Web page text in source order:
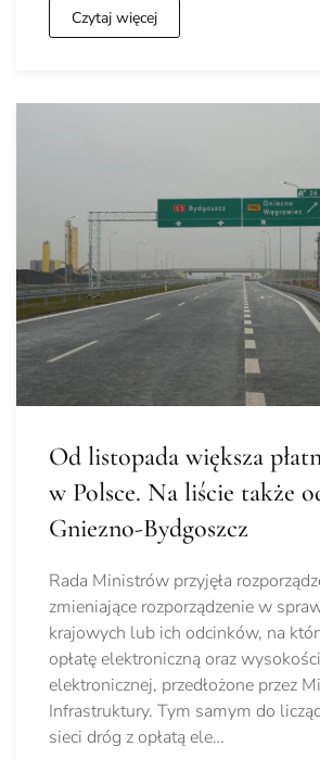
Czytaj więcej
Od listopada większa
w Polsce. Na liście także
Gniezno-Bydgoszcz
Rada Ministrów przyjęła
zmieniające rozporządzenie w
krajowych lub ich odcinków, na
opłatę elektroniczną oraz
elektronicznej, przedłożone przez
Infrastruktury. Tym samym do
sieci dróg z opłatą ele…